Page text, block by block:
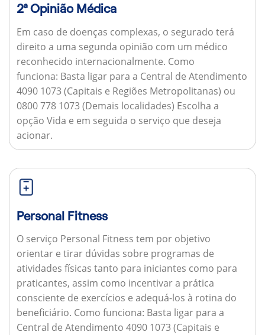
2ª Opinião Médica
Em caso de doenças complexas, o segurado terá
direito a uma segunda opinião com um médico
reconhecido internacionalmente. Como
funciona: Basta ligar para a Central de Atendimento
4090 1073 (Capitais e Regiões Metropolitanas) ou
0800 778 1073 (Demais localidades) Escolha a
opção Vida e em seguida o serviço que deseja
acionar.
Personal Fitness
O serviço Personal Fitness tem por objetivo
orientar e tirar dúvidas sobre programas de
atividades físicas tanto para iniciantes como para
praticantes, assim como incentivar a prática
consciente de exercícios e adequá-los à rotina do
beneficiário. Como funciona: Basta ligar para a
Central de Atendimento 4090 1073 (Capitais e